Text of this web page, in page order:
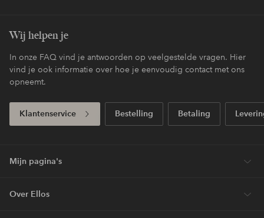
Wij helpen je
In onze FAQ vind je antwoorden op veelgestelde vragen. Hier
vind je ook informatie over hoe je eenvoudig contact met ons
opneemt.
Klantenservice Bestelling Betaling
Mijn pagina's
Over Ellos